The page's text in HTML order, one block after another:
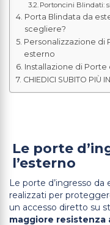
Portoncini Blindati:
Porta Blindata da
scegliere?
Personalizzazione di
esterno
Installazione di
CHIEDICI SUBITO PIÙ
Le porte
l’esterno
Le porte d’ingresso da
realizzati per
un accesso diretto su
maggiore